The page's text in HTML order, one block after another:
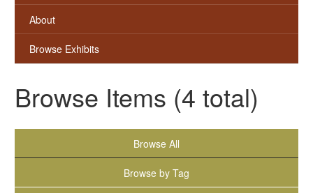
About
Browse Exhibits
Browse Items (4 total)
Browse All
Browse by Tag